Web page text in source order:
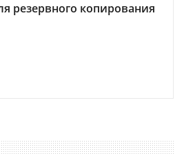
резервного копирования